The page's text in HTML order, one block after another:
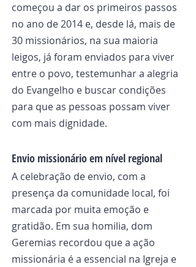
começou a dar os primeiros passos
no ano de 2014 e, desde lá, mais de
30 missionários, na sua maioria
leigos, já foram enviados para viver
entre o povo, testemunhar a alegria
do Evangelho e buscar condições
para que as pessoas possam viver
com mais dignidade.
Envio missionário em nível regional
A celebração de envio, com a
presença da comunidade local, foi
marcada por muita emoção e
gratidão. Em sua homilia, dom
Geremias recordou que a ação
missionária é a essencial na Igreja e